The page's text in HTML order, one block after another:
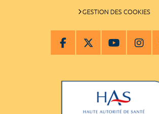
GESTION DES COOKIES